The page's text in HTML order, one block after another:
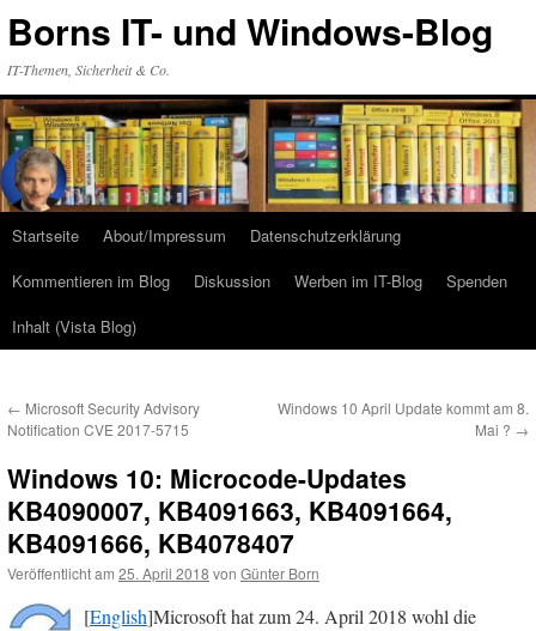
Inhalt
Borns IT- und Windows-Blog
IT-Themen, Sicherheit & Co.
Startseite About/Impressum
Datenschutzerklärung
Kommentieren im Blog
Diskussion Werben im IT-Blog
Spenden
Inhalt (Vista Blog)
← Microsoft Security Advisory
Notification CVE 2017-5715
Windows 10 April Update kommt am 8.
Mai ? →
Windows 10: Microcode-Updates
KB4090007, KB4091663, KB4091664,
KB4091666, KB4078407
Veröffentlicht am 25. April 2018 von Günter Born
[English]Microsoft hat zum 24. April 2018 wohl die